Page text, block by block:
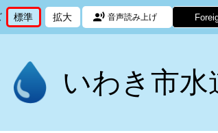
文
イ
ズ
を
標準
に
文
拡大
に
音声読み上げ
いわき市水